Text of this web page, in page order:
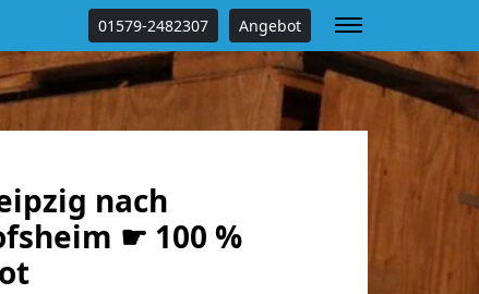
01579-2482307 Angebot
nach
☛ 100 %